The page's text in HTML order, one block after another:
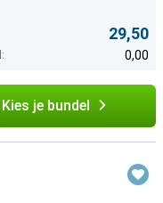
29,50
0,00
Kies je bundel